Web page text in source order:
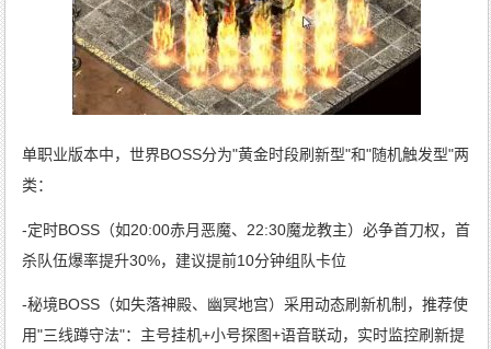
单职业版本中，世界BOSS分为"黄金时段刷新型"和"随机触发型"两
类：
-定时BOSS（如20:00赤月恶魔、22:30魔龙教主）必争首刀权，首
杀队伍爆率提升30%，建议提前10分钟组队卡位
-秘境BOSS（如失落神殿、幽冥地宫）采用动态刷新机制，推荐使
用"三线蹲守法"：主号挂机+小号探图+语音联动，实时监控刷新提